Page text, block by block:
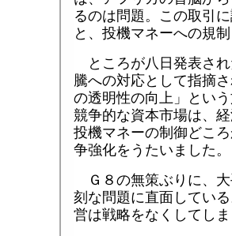
るのは問題。この取引
と、投機マネーへの規
ところが八日発表さ
騰への対応として指摘
の透明性の向上」とい
競争的な資本市場は、
投機マネーの制御どこ
争強化をうたいました。
Ｇ８の無策ぶりに、
刻な問題に直面してい
営は戦略をなくしてし